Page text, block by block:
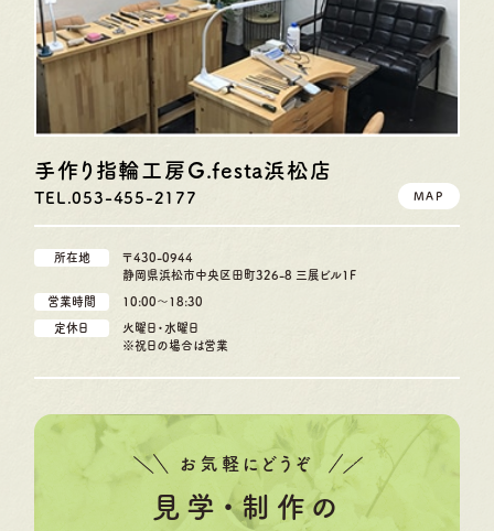
手作り指輪工房G.festa浜松店
TEL.053-455-2177 MAP
所在地
〒430-0944
静岡県浜松市中央区田町326-8 三展ビル1F
営業時間 10:00〜18:30
定休日
火曜日・水曜日
※祝日の場合は営業
お気軽にどうぞ
見学・制作の